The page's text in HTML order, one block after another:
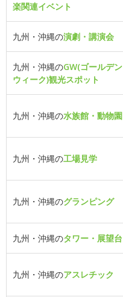
楽関連イベント
九州・沖縄の演劇・講演会
九州・沖縄のGW(ゴールデン
ウィーク)観光スポット
九州・沖縄の水族館・動物園
九州・沖縄の工場見学
九州・沖縄のグランピング
九州・沖縄のタワー・展望台
九州・沖縄のアスレチック